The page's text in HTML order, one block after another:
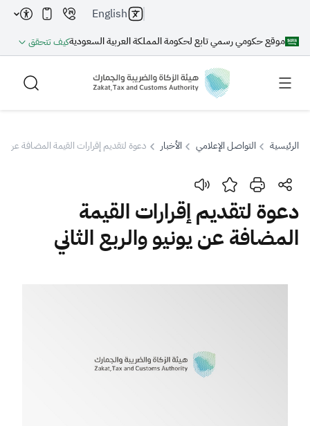
موقع حكومي رسمي تابع لحكومة المملكة العربية السعوديةكيف تتحقق
English
بحث
بحث بحث AI
اقتراحات
الرئيسية التواصل الإعلامي الأخبار دعوة لتقديم إقرارات القيمة المضافة عن
دعوة لتقديم إقرارات القيمة
المضافة عن يونيو والربع الثاني